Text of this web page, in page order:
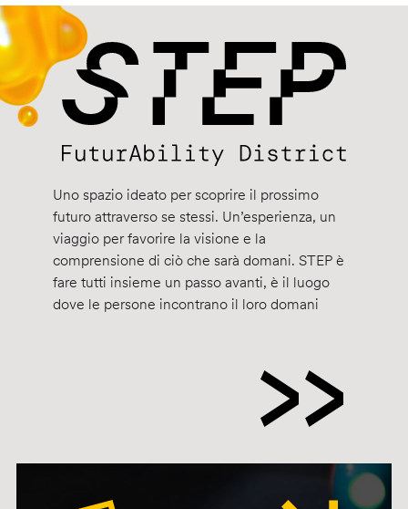
Uno spazio ideato per scoprire il prossimo
futuro attraverso se stessi. Un’esperienza, un
viaggio per favorire la visione e la
comprensione di ciò che sarà domani. STEP è
fare tutti insieme un passo avanti, è il luogo
dove le persone incontrano il loro domani